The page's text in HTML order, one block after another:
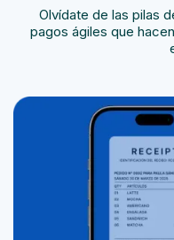
Olvídate de las pilas
pagos ágiles que